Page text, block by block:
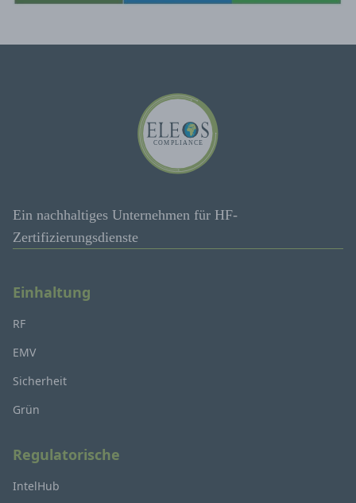
Ein nachhaltiges Unternehmen für HF-
Zertifizierungsdienste
Einhaltung
RF
EMV
Sicherheit
Grün
Regulatorische
IntelHub